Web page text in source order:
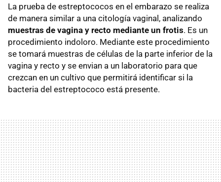
La prueba de estreptococos en el embarazo se realiza
de manera similar a una citología vaginal, analizando
muestras de vagina y recto mediante un frotis. Es un
procedimiento indoloro. Mediante este procedimiento
se tomará muestras de células de la parte inferior de la
vagina y recto y se envian a un laboratorio para que
crezcan en un cultivo que permitirá identificar si la
bacteria del estreptococo está presente.